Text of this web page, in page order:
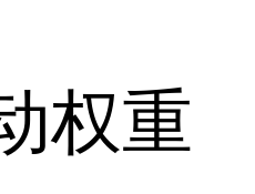
权重